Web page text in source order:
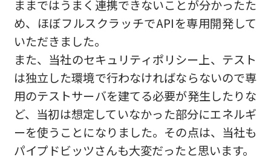
ままではうまく連携できないことが分かったた
め、ほぼフルスクラッチでAPIを専用開発して
いただきました。
また、当社のセキュリティポリシー上、テスト
は独立した環境で行わなければならないので専
用のテストサーバを建てる必要が発生したりな
ど、当初は想定していなかった部分にエネルギ
ーを使うことになりました。その点は、当社も
パイプドビッツさんも大変だったと思います。